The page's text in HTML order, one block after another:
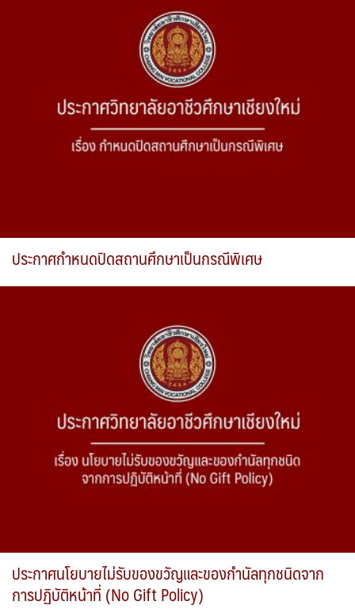
ประกาศกำหนดปิดสถานศึกษาเป็นกรณีพิเศษ
ประกาศนโยบายไม่รับของขวัญและของกำนัลทุกชนิดจาก
การปฏิบัติหน้าที่ (No Gift Policy)